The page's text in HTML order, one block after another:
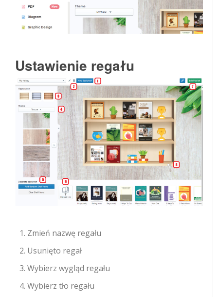
Ustawienie regału
Zmień nazwę regału
Usunięto regał
Wybierz wygląd regału
Wybierz tło regału